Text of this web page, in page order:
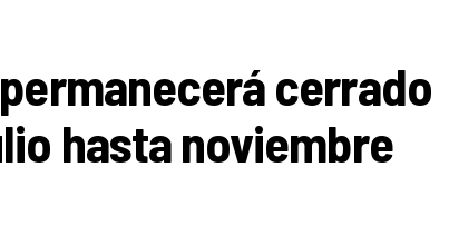
cerrado
hasta noviembre